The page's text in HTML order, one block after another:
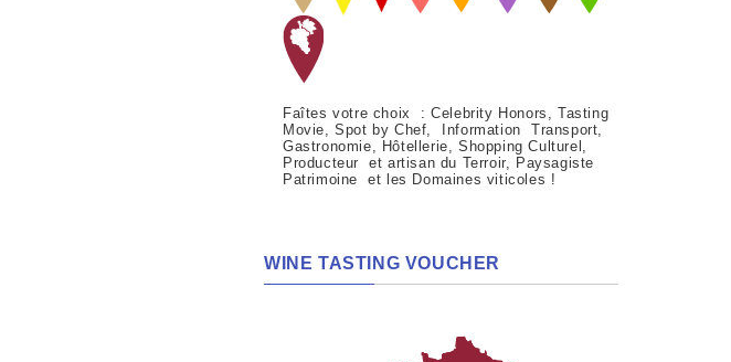
Faîtes votre choix : Celebrity Honors, Tasting
Movie, Spot by Chef, Information Transport,
Gastronomie, Hôtellerie, Shopping Culturel,
Producteur et artisan du Terroir, Paysagiste
Patrimoine et les Domaines viticoles !
WINE TASTING VOUCHER